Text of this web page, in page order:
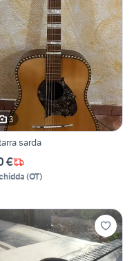
3
sarda
€
(OT)